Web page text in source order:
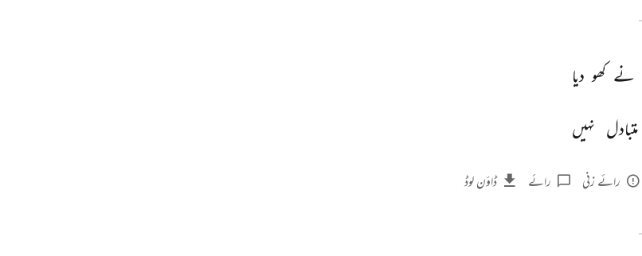
نے کھو دیا
متبادل نہیں
رائے زنی رائے ڈاؤن لوڈ